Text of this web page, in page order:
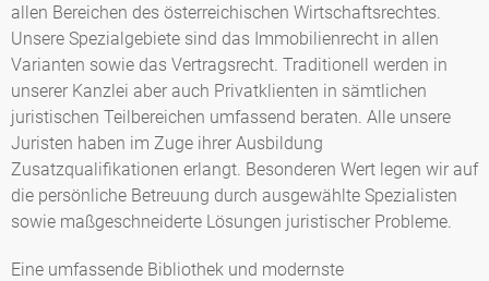
allen Bereichen des österreichischen Wirtschaftsrechtes.
Unsere Spezialgebiete sind das Immobilienrecht in allen
Varianten sowie das Vertragsrecht. Traditionell werden in
unserer Kanzlei aber auch Privatklienten in sämtlichen
juristischen Teilbereichen umfassend beraten. Alle unsere
Juristen haben im Zuge ihrer Ausbildung
Zusatzqualifikationen erlangt. Besonderen Wert legen wir auf
die persönliche Betreuung durch ausgewählte Spezialisten
sowie maßgeschneiderte Lösungen juristischer Probleme.
Eine umfassende Bibliothek und modernste